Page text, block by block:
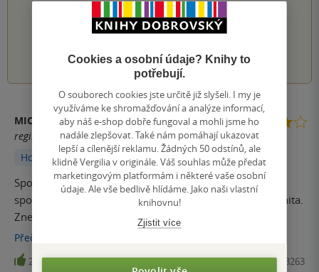
5
MICHAELAKOC
registrovaný uživatel
Hodnoceno z aplikace
Společenský román z Londýna. Rozmanitá etnika a
společenské postoje. Jedna zahrada a sousedská komunita.
Znepřátelení sousedé. Zahrada, která může zachránit
všechny. 2 dějové linky. Krásné myšlenky a rodinné
příběhy. Pokud máte rádi tyto romány ze života a o životě,
budete knihu milovat. Nemám, co bych ji vytkla, a určitě ji
Přečíst
24 Kniha, Kontrast, 2024, 9788027723263
Cookies a osobní údaje? Knihy to
potřebují.
O souborech cookies jste určitě již slyšeli. I my je
využíváme ke shromažďování a analýze informací,
aby náš e-shop dobře fungoval a mohli jsme ho
nadále zlepšovat. Také nám pomáhají ukazovat
lepší a cílenější reklamu. Žádných 50 odstínů, ale
klidně Vergilia v originále. Váš souhlas může předat
marketingovým platformám i některé vaše osobní
údaje. Ale vše bedlivě hlídáme. Jako naši vlastní
knihovnu!
Zjistit více